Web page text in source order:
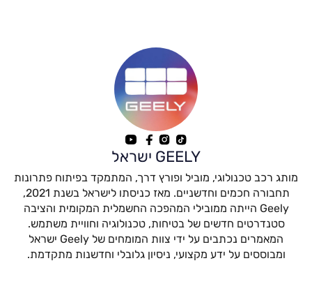
GEELY ישראל
מותג רכב טכנולוגי, מוביל ופורץ דרך, המתמקד בפיתוח פתרונות
תחבורה חכמים וחדשניים. מאז כניסתו לישראל בשנת 2021,
Geely הייתה ממובילי המהפכה החשמלית המקומית והציבה
סטנדרטים חדשים של בטיחות, טכנולוגיה וחוויית משתמש.
המאמרים נכתבים על ידי צוות המומחים של Geely ישראל
ומבוססים על ידע מקצועי, ניסיון גלובלי וחדשנות מתקדמת.